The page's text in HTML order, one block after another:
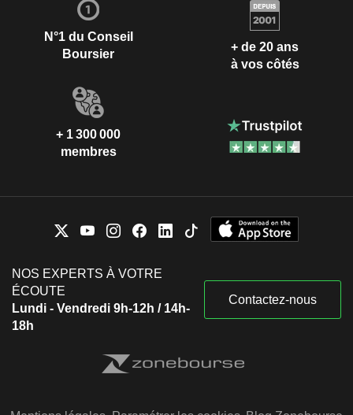
N°1 du Conseil
Boursier
+ de 20 ans
à vos côtés
+ 1 300 000
membres
NOS EXPERTS À VOTRE
ÉCOUTE
Lundi - Vendredi 9h-12h / 14h-
18h
Contactez-nous